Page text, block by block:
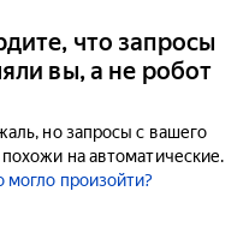
что запросы
вы, а не робот
но запросы с вашего
на автоматические.
могло произойти?